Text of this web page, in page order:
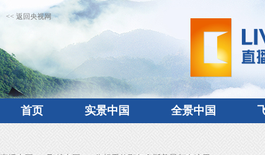
<< 返回央视网
首页 实景中国 全景中国